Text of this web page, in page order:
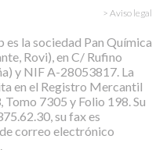
> Aviso legal
la sociedad Pan Química
Rovi), en C/ Rufino
y NIF A-28053817. La
en el Registro Mercantil
7305 y Folio 198. Su
su fax es
correo electrónico
.